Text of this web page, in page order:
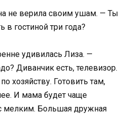
не верила своим ушам. — Ты
гостиной три года?
удивилась Лиза. —
Диванчик есть, телевизор.
хозяйству. Готовить там,
И мама будет чаще
мелким. Большая дружная